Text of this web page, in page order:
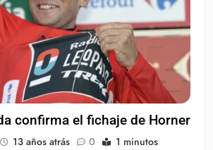
confirma el fichaje de Horner
13 años atrás 0 1 minutos